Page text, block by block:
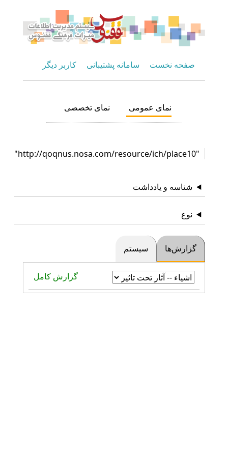
صفحه نخست سامانه پشتیبانی کاربر دیگر
نمای عمومی نمای تخصصی
"http://qoqnus.nosa.com/resource/ich/place10"
شناسه و یادداشت
نوع
گزارش‌ها سیستم
گزارش کامل